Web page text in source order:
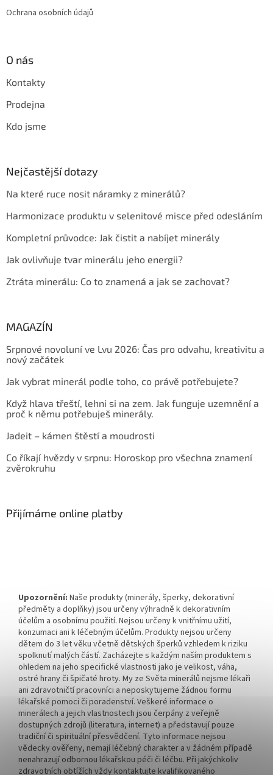
Ochrana osobních údajů
O nás
Kontakty
Prodejna
Kdo jsme
Nejčastější dotazy
Na které ruce nosit náramky z minerálů?
Harmonizace produktu v selenitové misce před odesláním
Kompletní průvodce: Jak čistit a nabíjet minerály
Jak ovlivňuje tvar minerálu jeho energii?
Ztráta minerálu: Co to znamená a jak se zachovat?
MAGAZÍN
Srpnové novoluní ve Lvu 2026: Čas pro odvahu, kreativitu a
nový začátek
Jak vybrat minerál podle toho, co právě potřebujete?
Když hlava třeští, lehni si na zem. Jak funguje uzemnění a
proč k němu potřebuješ minerály.
Jadeit – kámen štěstí a moudrosti
Co říkají hvězdy v srpnu: Horoskop pro všechna znamení
zvěrokruhu
Přijímáme online platby
Upozornění: Naše produkty (minerály, šperky, dekorativní
předměty a doplňky) jsou určeny výhradně k dekorativním
účelům a osobnímu použití. Nejsou určeny k vnitřnímu užití,
konzumaci ani k léčebným účelům. Produkty nejsou určeny
dětem do 3 let věku včetně dětských šperků vzhledem k riziku
spolknutí malých částí. Zacházejte s každým naším produktem s
ohledem na jeho specifické vlastnosti jako je velikost, váha,
ostré hrany či špičaté hroty. My ze Světa minerálů nejsme lékaři
ani zdravotničtí pracovníci a neposkytujeme žádnou formu
lékařské pomoci či poradenství. Veškeré informace o
minerálech a jejich vlastnostech jsou čerpány z veřejně
dostupných zdrojů (literatura, internet) a představují pouze
tradiční či spirituální přesvědčení. Tyto informace nejsou
vědecky ověřeny, nemají léčebný charakter a v žádném případě
nenahrazují odbornou lékařskou péči či léčbu. Při jakýchkoliv
zdravotních obtížích vždy kontaktujte kvalifikovaného